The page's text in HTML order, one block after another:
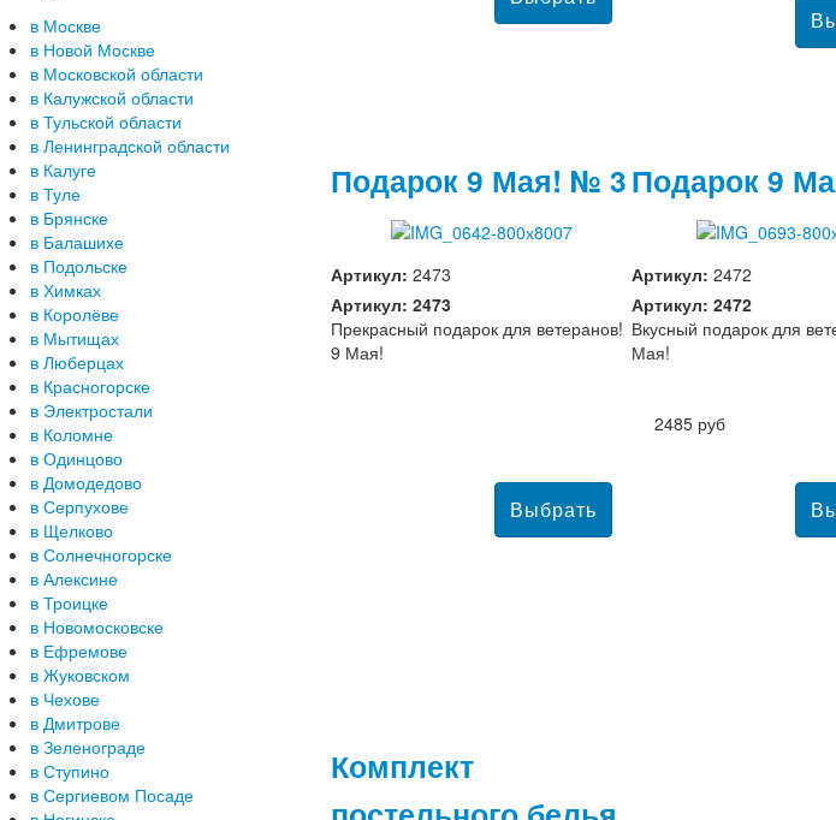
Подарок 9 Мая! № 3
Артикул: 2473
Артикул: 2473
Прекрасный подарок для ветеранов!
9 Мая!
2485 руб
Подарок 9
Артикул: 2472
Артикул: 2472
Вкусный подарок для
Мая!
Комплект
в Москве
в Новой Москве
в Московской области
в Калужской области
в Тульской области
в Ленинградской области
в Калуге
в Туле
в Брянске
в Балашихе
в Подольске
в Химках
в Королёве
в Мытищах
в Люберцах
в Красногорске
в Электростали
в Коломне
в Одинцово
в Домодедово
в Серпухове
в Щелково
в Солнечногорске
в Алексине
в Троицке
в Новомосковске
в Ефремове
в Жуковском
в Чехове
в Дмитрове
в Зеленограде
в Ступино
в Сергиевом Посаде